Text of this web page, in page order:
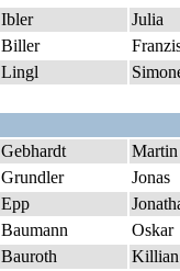
Ibler
Julia
Biller
Lingl
Gebhardt
Martin
Grundler
Jonas
Epp
Baumann
Oskar
Bauroth
Killian